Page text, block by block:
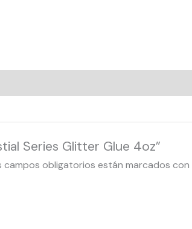
Series Glitter Glue 4oz”
campos obligatorios están marcados con